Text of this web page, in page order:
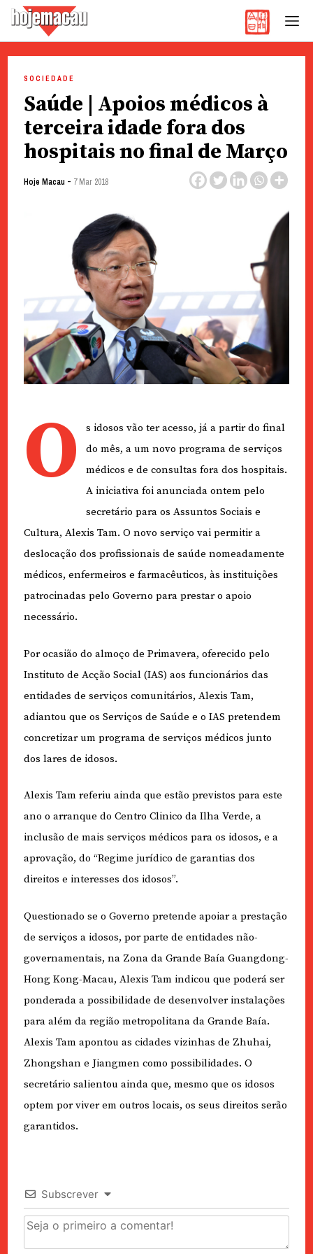
content
SOCIEDADE
Saúde | Apoios médicos à
terceira idade fora dos
hospitais no final de Março
Hoje Macau - 7 Mar 2018
O
s idosos vão ter acesso, já a partir do final
do mês, a um novo programa de serviços
médicos e de consultas fora dos hospitais.
A iniciativa foi anunciada ontem pelo
secretário para os Assuntos Sociais e
Cultura, Alexis Tam. O novo serviço vai permitir a
deslocação dos profissionais de saúde nomeadamente
médicos, enfermeiros e farmacêuticos, às instituições
patrocinadas pelo Governo para prestar o apoio
necessário.
Por ocasião do almoço de Primavera, oferecido pelo
Instituto de Acção Social (IAS) aos funcionários das
entidades de serviços comunitários, Alexis Tam,
adiantou que os Serviços de Saúde e o IAS pretendem
concretizar um programa de serviços médicos junto
dos lares de idosos.
Alexis Tam referiu ainda que estão previstos para este
ano o arranque do Centro Clinico da Ilha Verde, a
inclusão de mais serviços médicos para os idosos, e a
aprovação, do “Regime jurídico de garantias dos
direitos e interesses dos idosos”.
Questionado se o Governo pretende apoiar a prestação
de serviços a idosos, por parte de entidades não-
governamentais, na Zona da Grande Baía Guangdong-
Hong Kong-Macau, Alexis Tam indicou que poderá ser
ponderada a possibilidade de desenvolver instalações
para além da região metropolitana da Grande Baía.
Alexis Tam apontou as cidades vizinhas de Zhuhai,
Zhongshan e Jiangmen como possibilidades. O
secretário salientou ainda que, mesmo que os idosos
optem por viver em outros locais, os seus direitos serão
garantidos.
Subscrever